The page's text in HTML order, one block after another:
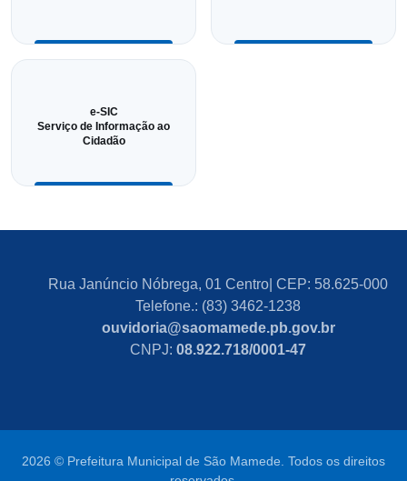
e-SIC
Serviço de Informação ao
Cidadão
Rua Janúncio Nóbrega, 01 Centro| CEP: 58.625-000
Telefone.: (83) 3462-1238
ouvidoria@saomamede.pb.gov.br
CNPJ: 08.922.718/0001-47
2026 © Prefeitura Municipal de São Mamede. Todos os direitos